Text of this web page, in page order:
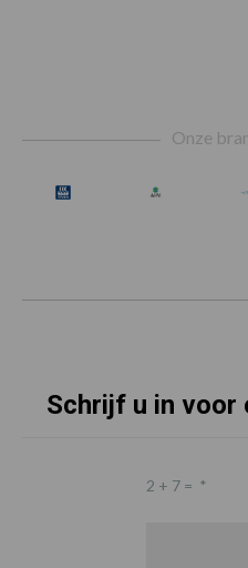
Onze
Schrijf u in voor
2 + 7 = *